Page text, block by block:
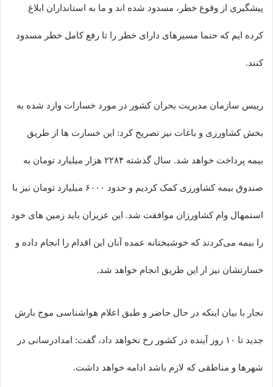
پیشگیری از وقوع خطر، مسدود شده اند و ما به استانداران ابلاغ
کرده ایم که حتما مسیرهای دارای خطر را تا رفع کامل خطر مسدود
کنند.
رییس سازمان مدیریت بحران کشور در مورد خسارات وارد شده به
بخش کشاورزی و باغات نیز تصریح کرد: این خسارت ها از طریق
بیمه پرداخت خواهد شد. سال گذشته ۲۲۸۴ هزار میلیارد تومان به
صندوق بیمه کشاورزی کمک کردیم و حدود ۶۰۰۰ میلیارد تومان نیز با
استمهال وام کشاورزان موافقت شد. این عزیزان باید زمین های خود
را بیمه می‌کردند که خوشبختانه عمده آنان این اقدام را انجام داده و
خسارتشان نیز از این طریق انجام خواهد شد.
نجار با بیان اینکه در حال حاضر و طبق اعلام هواشناسی موج بارش
جدید تا ۱۰ روز آینده در کشور رخ نخواهد داد، گفت: امدادرسانی در
شهرها و مناطقی که لازم باشد ادامه خواهد داشت.